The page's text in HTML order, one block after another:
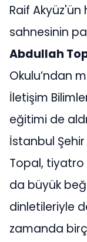
Raif
sahnesinin
Abdullah
Okulu’ndan
İletişim
eğitimi de
İstanbul
Topal, tiyatro
da büyük
dinletileriyle
zamanda